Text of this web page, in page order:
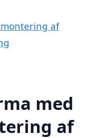
af
med
af